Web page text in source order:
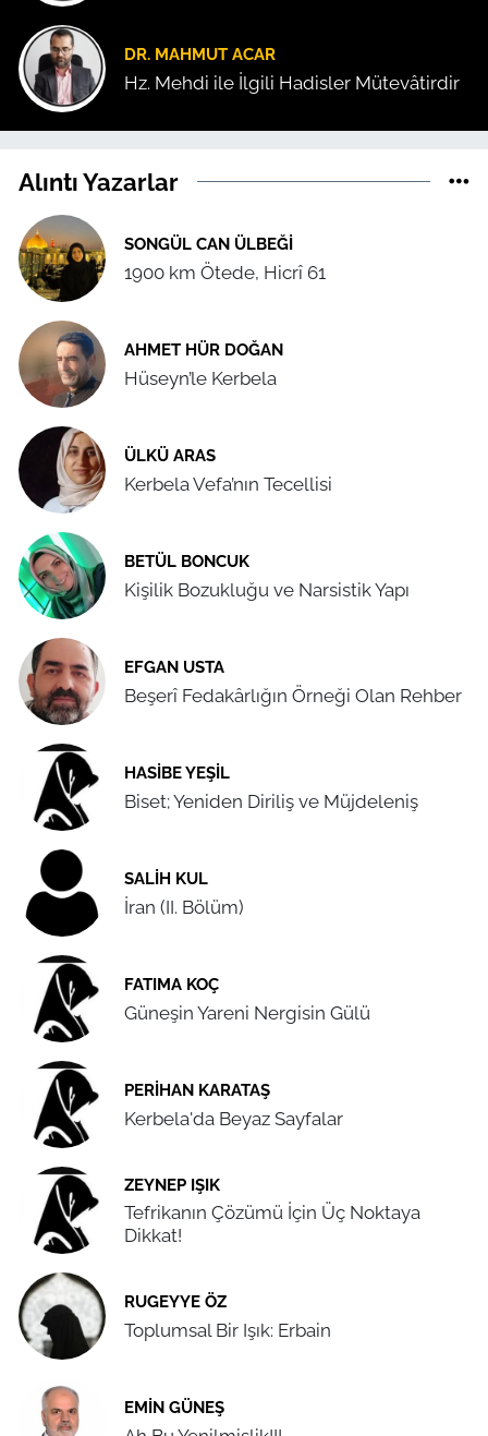
DR. MAHMUT ACAR
Hz. Mehdi ile İlgili Hadisler Mütevâtirdir
Alıntı Yazarlar
SONGÜL CAN ÜLBEĞI
1900 km Ötede, Hicrî 61
AHMET HÜR DOĞAN
Hüseyn’le Kerbela
ÜLKÜ ARAS
Kerbela Vefa’nın Tecellisi
BETÜL BONCUK
Kişilik Bozukluğu ve Narsistik Yapı
EFGAN USTA
Beşerî Fedakârlığın Örneği Olan Rehber
HASIBE YEŞIL
Biset; Yeniden Diriliş ve Müjdeleniş
SALIH KUL
İran (II. Bölüm)
FATIMA KOÇ
Güneşin Yareni Nergisin Gülü
PERIHAN KARATAŞ
Kerbela'da Beyaz Sayfalar
ZEYNEP IŞIK
Tefrikanın Çözümü İçin Üç Noktaya
Dikkat!
RUGEYYE ÖZ
Toplumsal Bir Işık: Erbain
EMIN GÜNEŞ